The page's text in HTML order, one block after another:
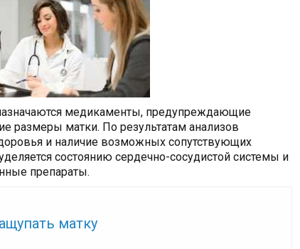
медикаменты, предупреждающие
размеры матки. По результатам анализов
и наличие возможных сопутствующих
состоянию сердечно-сосудистой системы и
препараты.
матку